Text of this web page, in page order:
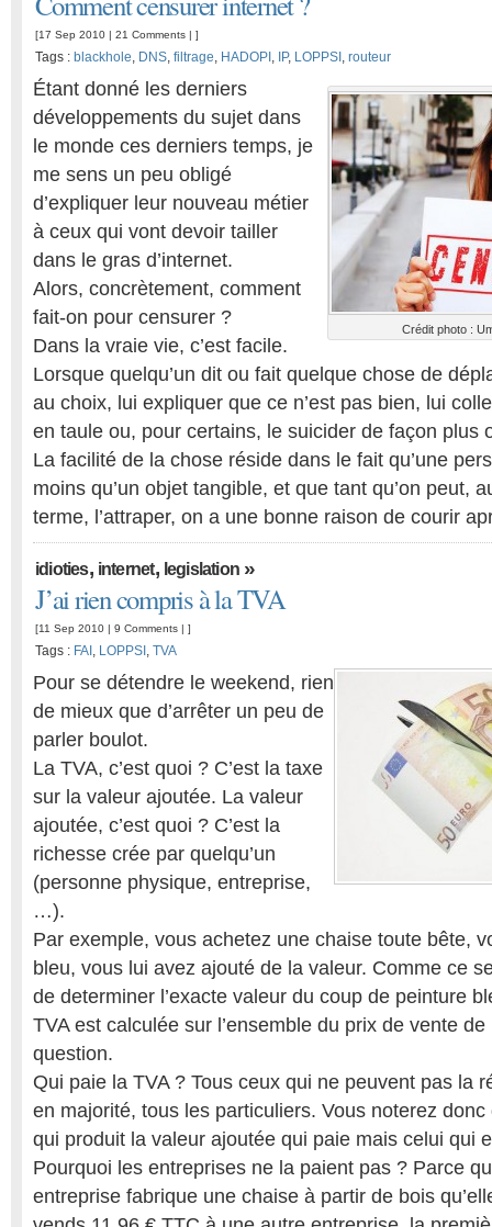
[17 Sep 2010 | 21 Comments | ]
Tags : blackhole, DNS, filtrage, HADOPI , IP, LOPPSI , routeur
Crédit photo :
Étant donné les derniers
développements du sujet dans
le monde ces derniers temps, je
me sens un peu obligé
d’expliquer leur nouveau métier
à ceux qui vont devoir tailler
dans le gras d’internet.
Alors, concrètement, comment
fait-on pour censurer ?
Dans la vraie vie, c’est facile.
Lorsque quelqu’un dit ou fait quelque chose de
au choix, lui expliquer que ce n’est pas bien, lui
en taule ou, pour certains, le suicider de façon plus
La facilité de la chose réside dans le fait qu’une
moins qu’un objet tangible, et que tant qu’on peut,
terme, l’attraper, on a une bonne raison de courir
idioties, internet, legislation »
J’ai rien compris à la TVA
[11 Sep 2010 | 9 Comments | ]
Tags : FAI , LOPPSI , TVA
Pour se détendre le weekend, rien
de mieux que d’arrêter un peu de
parler boulot.
La TVA, c’est quoi ? C’est la taxe
sur la valeur ajoutée. La valeur
ajoutée, c’est quoi ? C’est la
richesse crée par quelqu’un
(personne physique, entreprise,
…).
Par exemple, vous achetez une chaise toute bête,
bleu, vous lui avez ajouté de la valeur. Comme ce
de determiner l’exacte valeur du coup de peinture
TVA est calculée sur l’ensemble du prix de vente
question.
Qui paie la TVA ? Tous ceux qui ne peuvent pas la
en majorité, tous les particuliers. Vous noterez donc
qui produit la valeur ajoutée qui paie mais celui qui
Pourquoi les entreprises ne la paient pas ? Parce
entreprise fabrique une chaise à partir de bois